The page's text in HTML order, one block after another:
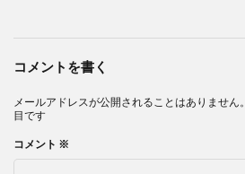
コメントを書く
メールアドレスが公開されることはありません。
目です
コメント ※